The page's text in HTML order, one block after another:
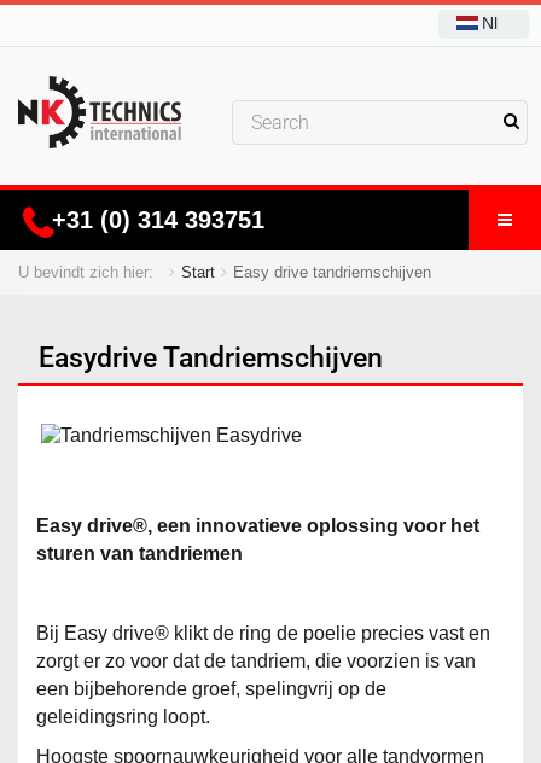
Nl
+31 (0) 314 393751
U bevindt zich hier: Start Easy drive tandriemschijven
Easydrive Tandriemschijven
Easy drive®, een innovatieve oplossing voor het
sturen van tandriemen
Bij Easy drive® klikt de ring de poelie precies vast en
zorgt er zo voor dat de tandriem, die voorzien is van
een bijbehorende groef, spelingvrij op de
geleidingsring loopt.
Hoogste spoornauwkeurigheid voor alle tandvormen